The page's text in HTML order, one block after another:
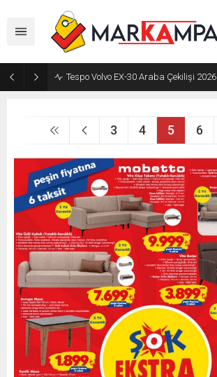
Tespo Volvo EX-30 Araba Çekilişi 2026
3 4 5 6